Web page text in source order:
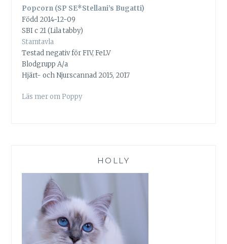
Popcorn (SP SE*Stellani’s Bugatti)
Född 2014-12-09
SBI c 21 (Lila tabby)
Stamtavla
Testad negativ för FIV, FeLV
Blodgrupp A/a
Hjärt- och Njurscannad 2015, 2017
Läs mer om Poppy
HOLLY